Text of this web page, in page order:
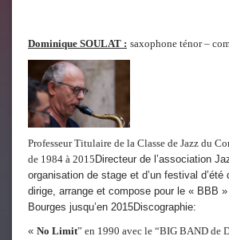
Dominique SOULAT : saxophone ténor –
Professeur Titulaire de la Classe de Jazz du
de 1984 à 2015 Directeur de l’association
organisation de stage et d’un festival d’été
dirige, arrange et compose pour le « BBB
Bourges jusqu’en 2015Discographie:
« No Limit” en 1990 avec le “BIG BAND de